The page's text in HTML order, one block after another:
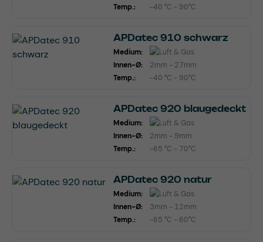
Temp.:
-40 °C - 90°C
APDatec 910 schwarz
Medium:
Innen-Ø:
2mm - 27mm
Temp.:
-40 °C - 90°C
APDatec 920 blaugedeckt
Medium:
Innen-Ø:
2mm - 9mm
Temp.:
-65 °C - 70°C
APDatec 920 natur
Medium:
Innen-Ø:
3mm - 12mm
Temp.:
-65 °C - 60°C